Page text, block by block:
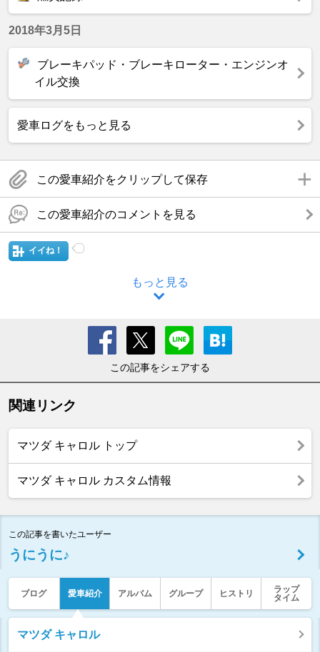
2018年3月5日
ブレーキパッド・ブレーキローター・エンジンオ
イル交換
愛車ログをもっと見る
この愛車紹介をクリップして保存
この愛車紹介のコメントを見る
イイね！
もっと見る
この記事をシェアする
関連リンク
マツダ キャロル トップ
マツダ キャロル カスタム情報
この記事を書いたユーザー
うにうに♪
ブログ 愛車紹介 アルバム グループ ヒストリ
ラップ
タイム
マツダ キャロル